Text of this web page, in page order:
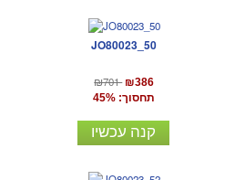
JO80023_50
₪701 ₪386
תחסוך: 45%
קנה עכשיו